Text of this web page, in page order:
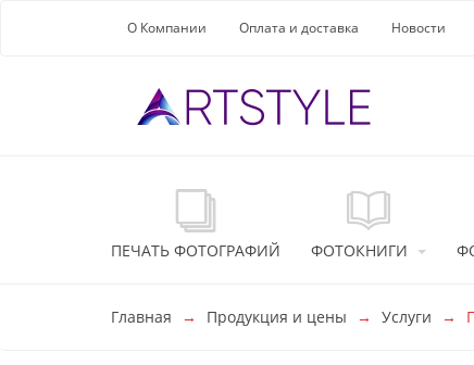
Перейти к основной информации
О Компании Оплата и доставка Новости
ПЕЧАТЬ ФОТОГРАФИЙ ФОТОКНИГИ
Главная Продукция и цены Услуги